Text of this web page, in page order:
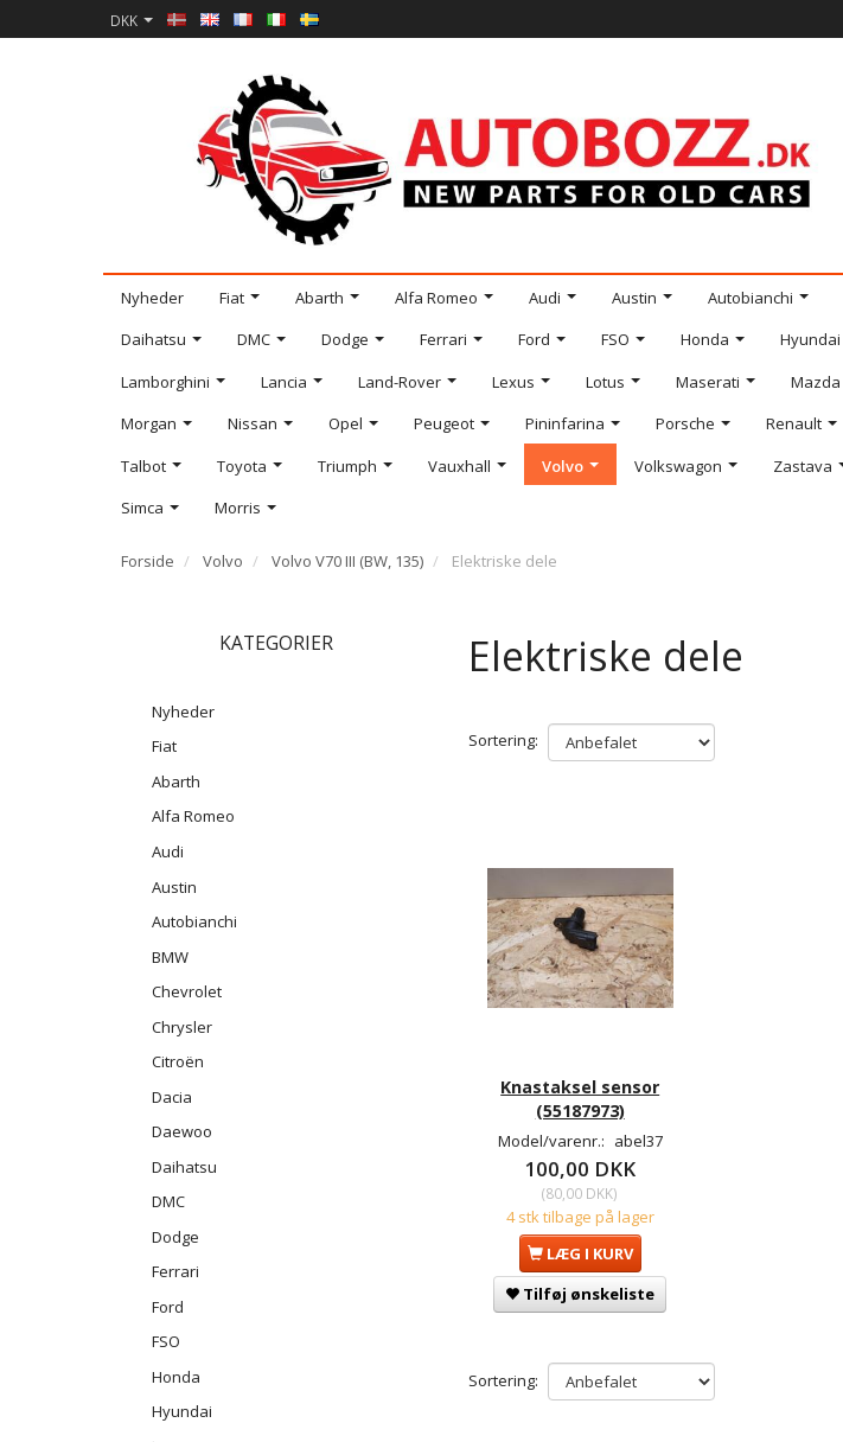
DKK
Nyheder Fiat Abarth Alfa Romeo Audi Austin Autobianchi
Daihatsu
DMC Dodge Ferrari Ford FSO Honda Hyundai
Lamborghini
Lancia Land-Rover Lexus Lotus Maserati Mazda
Morgan
Nissan Opel Peugeot Pininfarina Porsche Renault
Talbot
Toyota Triumph Vauxhall Volvo Volkswagon Zastava
Simca
Morris
Forside Volvo Volvo V70 III (BW, 135) Elektriske dele
KATEGORIER
Nyheder
Fiat
Abarth
Alfa Romeo
Audi
Austin
Autobianchi
BMW
Chevrolet
Chrysler
Citroën
Dacia
Daewoo
Daihatsu
DMC
Dodge
Ferrari
Ford
FSO
Honda
Hyundai
Elektriske dele
Sortering:
Knastaksel sensor
(55187973)
Model/varenr.: abel37
100,00 DKK
(80,00 DKK)
4 stk tilbage på lager
LÆG I KURV
Tilføj ønskeliste
Sortering: